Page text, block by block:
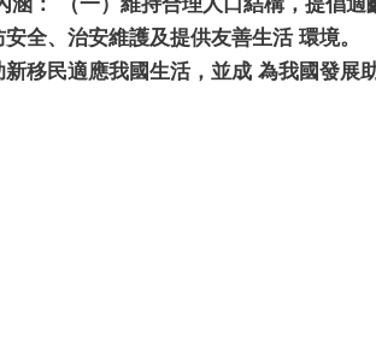
全、治安維護及提供友善生活 環境。
移民適應我國生活，並成 為我國發展